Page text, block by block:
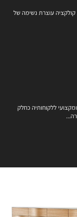
קולקציה עוצרת נשימה של
ללקוחותיה כחלק